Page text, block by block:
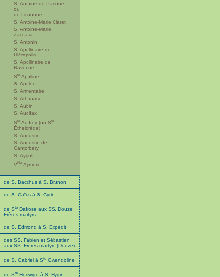
S. Antoine de Padoue
ou
de Lisbonne
S. Antoine-Marie Claret
S. Antoine-Marie
Zaccaria
S. Antonin
S. Apollinaire de
Hiérapolis
S. Apollinaire de
Ravenne
Ste Apolline
S. Apulée
S. Armentaire
S. Athanase
S. Aubin
S. Audifax
Ste Audrey (ou Ste
Étheldrède)
S. Augustin
S. Augustin de
Cantorbéry
S. Aygulf
Vble Aymeric
de S. Bacchus à S. Brunon
de S. Caïus à S. Cyrin
de Ste Dafrose aux SS. Douze
Frères martyrs
de S. Edmond à S. Expédit
des SS. Fabien et Sébastien
aux SS. Frères martyrs (Douze)
de S. Gabriel à Ste Gwendoline
de Ste Hedwige à S. Hygin